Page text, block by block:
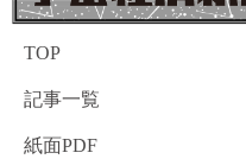
TOP
記事一覧
紙面PDF